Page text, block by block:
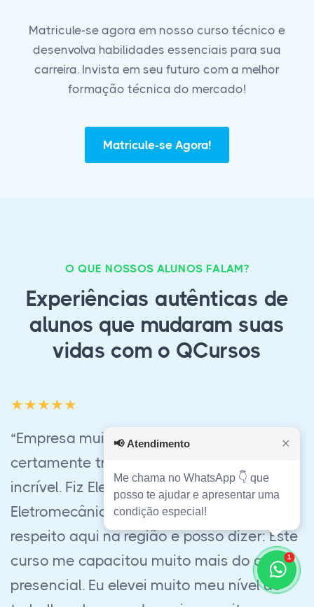
Matricule-se agora em nosso curso técnico e
desenvolva habilidades essenciais para sua
carreira. Invista em seu futuro com a melhor
formação técnica do mercado!
Matricule-se Agora!
O QUE NOSSOS ALUNOS FALAM?
Experiências autênticas de
alunos que mudaram suas
vidas com o QCursos
“Estudar com este grupo foi uma boa
experiência. Por ser um curso EaD, eles
estavam sempre atentos as minhas
dúvidas, e o suporte para respostas era
sempre muito bom. Me formei em
Administração e faria outro curso EaD
com eles sem dúvida nenhuma!”
1
📢 Atendimento ✕
Me chama no WhatsApp 👇 que
posso te ajudar e apresentar uma
condição especial!